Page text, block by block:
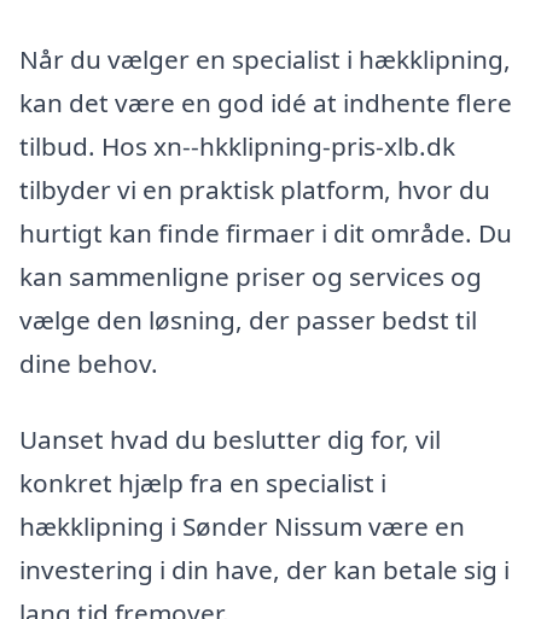
Når du vælger en specialist i hækklipning,
kan det være en god idé at indhente flere
tilbud. Hos xn--hkklipning-pris-xlb.dk
tilbyder vi en praktisk platform, hvor du
hurtigt kan finde firmaer i dit område. Du
kan sammenligne priser og services og
vælge den løsning, der passer bedst til
dine behov.
Uanset hvad du beslutter dig for, vil
konkret hjælp fra en specialist i
hækklipning i Sønder Nissum være en
investering i din have, der kan betale sig i